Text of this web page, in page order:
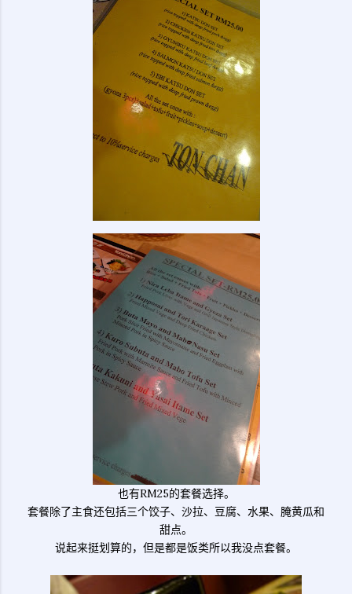
也有RM25的套餐选择。
套餐除了主食还包括三个饺子、沙拉、豆腐、水果、腌黄瓜和
甜点。
说起来挺划算的，但是都是饭类所以我没点套餐。